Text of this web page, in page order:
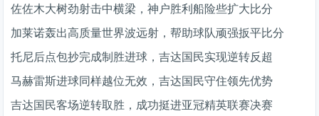
佐佐木大树劲射击中横梁，神户胜利船险些扩大比分
加莱诺轰出高质量世界波远射，帮助球队顽强扳平比分
托尼后点包抄完成制胜进球，吉达国民实现逆转反超
马赫雷斯进球同样越位无效，吉达国民守住领先优势
吉达国民客场逆转取胜，成功挺进亚冠精英联赛决赛